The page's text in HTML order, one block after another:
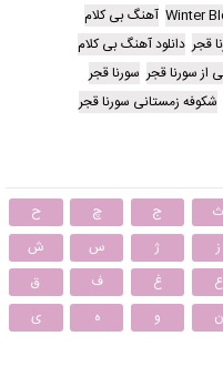
Winter آهنگ بی کلام
قجر دانلود آهنگ بی کلام
از سورنا قجر سورنا قجر
شکوفه زمستانی سورنا قجر
ث ج چ
ح
ز ژ س
ش
ع غ ف
ق
ن و ه ی